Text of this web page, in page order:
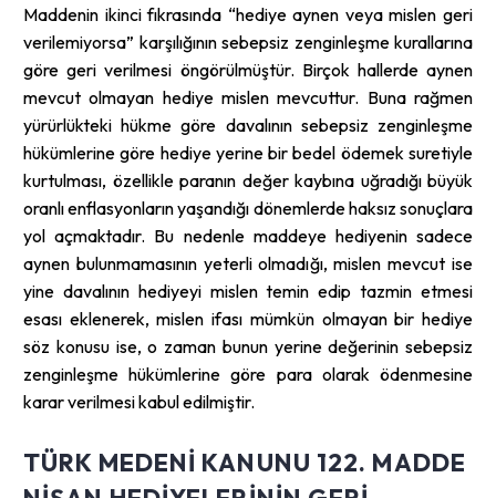
Maddenin ikinci fıkrasında “hediye aynen veya mislen geri
verilemiyorsa” karşılığının sebepsiz zenginleşme kurallarına
göre geri verilmesi öngörülmüştür. Birçok hallerde aynen
mevcut olmayan hediye mislen mevcuttur. Buna rağmen
yürürlükteki hükme göre davalının sebepsiz zenginleşme
hükümlerine göre hediye yerine bir bedel ödemek suretiyle
kurtulması, özellikle paranın değer kaybına uğradığı büyük
oranlı enflasyonların yaşandığı dönemlerde haksız sonuçlara
yol açmaktadır. Bu nedenle maddeye hediyenin sadece
aynen bulunmamasının yeterli olmadığı, mislen mevcut ise
yine davalının hediyeyi mislen temin edip tazmin etmesi
esası eklenerek, mislen ifası mümkün olmayan bir hediye
söz konusu ise, o zaman bunun yerine değerinin sebepsiz
zenginleşme hükümlerine göre para olarak ödenmesine
karar verilmesi kabul edilmiştir.
TÜRK MEDENI KANUNU 122. MADDE